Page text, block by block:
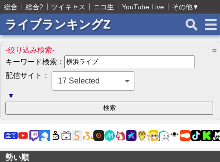
総合 総合2 ツイキャス ニコ生 YouTube Live その他▼
ライブランキングZ
-絞り込み検索-
＝
キーワード検索：
配信サイト：
17 Selected
▼
勢い順